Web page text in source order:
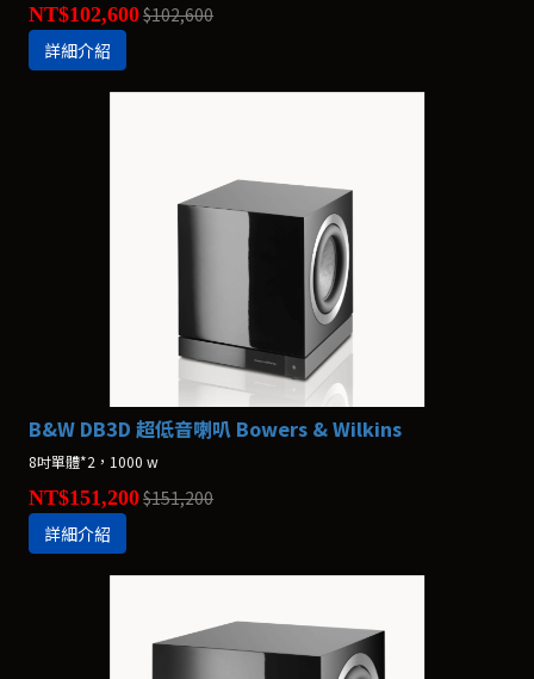
NT$102,600$102,600
詳細介紹
B&W DB3D 超低音喇叭 Bowers & Wilkins
8吋單體*2，1000 w
NT$151,200$151,200
詳細介紹